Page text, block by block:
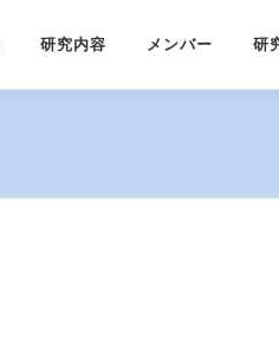
研究内容 メンバー 研